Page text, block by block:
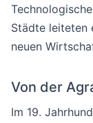
Städte leiteten
neuen
Von der
Im 19.